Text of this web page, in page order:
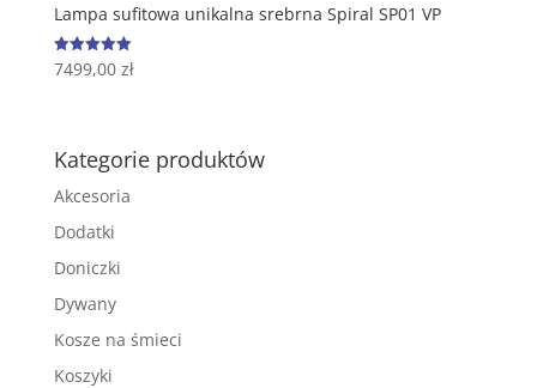
Lampa sufitowa unikalna srebrna Spiral SP01 VP
Oceniono
5.00
7499,00 zł
Kategorie produktów
Akcesoria
Dodatki
Doniczki
Dywany
Kosze na śmieci
Koszyki